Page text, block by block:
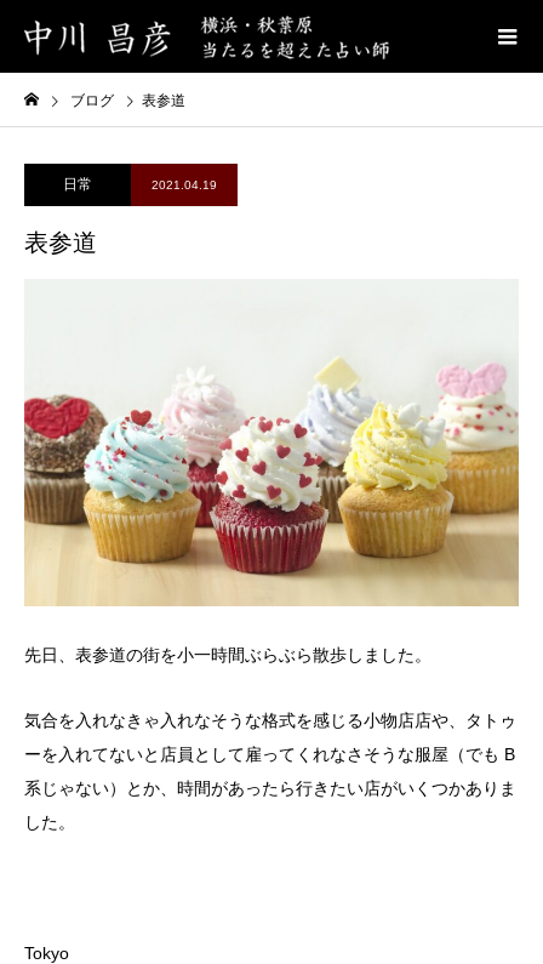
ブログ 表参道
日常 2021.04.19
表参道
先日、表参道の街を小一時間ぶらぶら散歩しました。
気合を入れなきゃ入れなそうな格式を感じる小物店店や、タトゥ
ーを入れてないと店員として雇ってくれなさそうな服屋（でも B
系じゃない）とか、時間があったら行きたい店がいくつかありま
した。
Tokyo